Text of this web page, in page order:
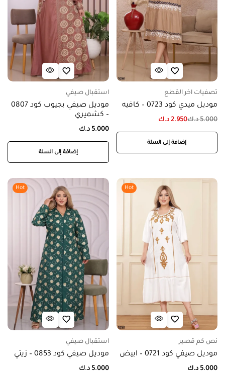
تصفيات اخر القطع
موديل ميدي كود 0723 – كافيه
5.000 د.ك2.950 د.ك
إضافة إلى السلة
استقبال صيفي
موديل صيفي بجيوب كود 0807
– كشميري
5.000 د.ك
إضافة إلى السلة
Hot
نص كم قصير
موديل صيفي كود 0721 – ابيض
5.000 د.ك
Hot
استقبال صيفي
موديل صيفي كود 0853 – زيتي
5.000 د.ك